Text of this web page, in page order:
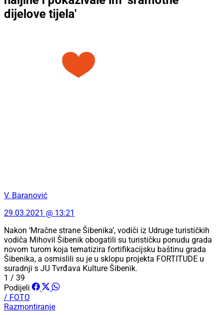
dijelove tijela'
V. Baranović
29.03.2021 @ 13:21
Nakon ‘Mračne strane Šibenika’, vodiči iz Udruge turističkih
vodiča Mihovil Šibenik obogatili su turističku ponudu grada
novom turom koja tematizira fortifikacijsku baštinu grada
Šibenika, a osmislili su je u sklopu projekta FORTITUDE u
suradnji s JU Tvrđava Kulture Šibenik.
1 / 39
Podijeli
/ FOTO
Razmontiranje